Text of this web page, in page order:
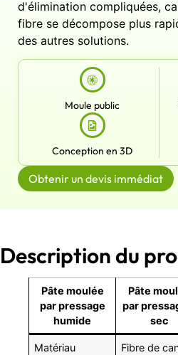
d'élimination compliquées,
fibre se décompose plus
des autres solutions.
Moule public
Conception en 3D
Obtenir un devis immédiat
Description du
Pâte moulée
par pressage
humide
Pâte
par
sec
Matériau
Fibre de